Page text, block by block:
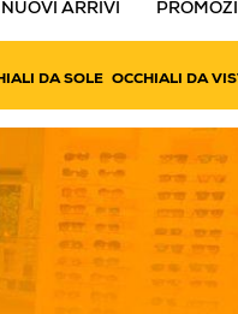
NUOVI ARRIVI
DA SOLE OCCHIALI DA